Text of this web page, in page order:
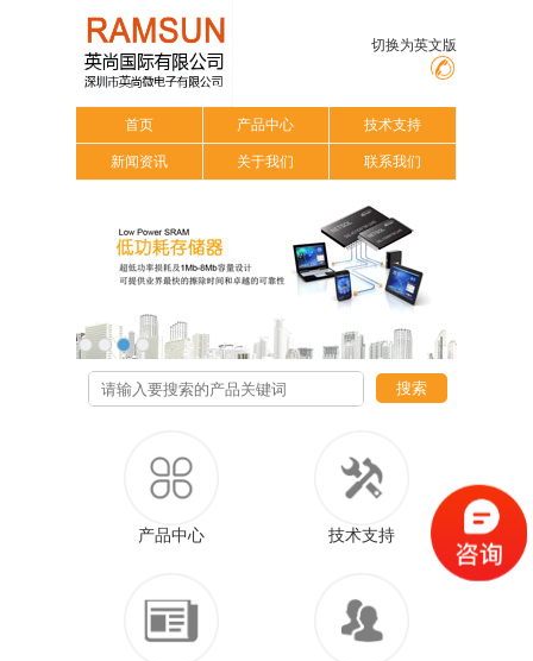
切换为英文版
首页 产品中心 技术支持
新闻资讯 关于我们 联系我们
搜索
产品中心 技术支持